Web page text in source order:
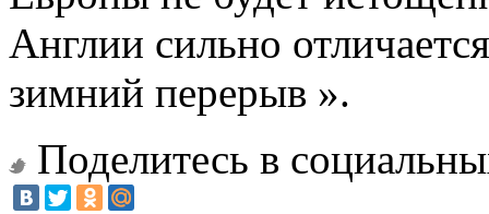
Англии сильно
зимний перерыв ».
Поделитесь в